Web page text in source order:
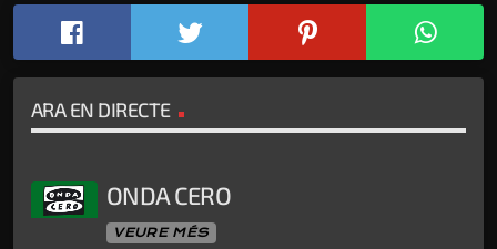
ARA EN DIRECTE
ONDA CERO
VEURE MÉS